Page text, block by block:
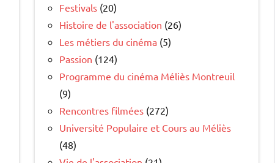
Festivals (20)
Histoire de l'association (26)
Les métiers du cinéma (5)
Passion (124)
Programme du cinéma Méliès Montreuil
(9)
Rencontres filmées (272)
Université Populaire et Cours au Méliès
(48)